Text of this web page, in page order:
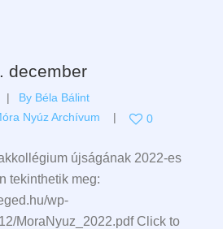
december
By Béla Bálint
Nyúz Archívum 0
újságának 2022-es
tekinthetik meg:
wp-
MoraNyuz_2022.pdf Click to